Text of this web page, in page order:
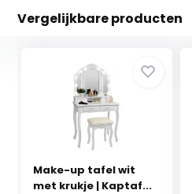
Vergelijkbare producten
Make-up tafel wit
met krukje | Kaptaf...